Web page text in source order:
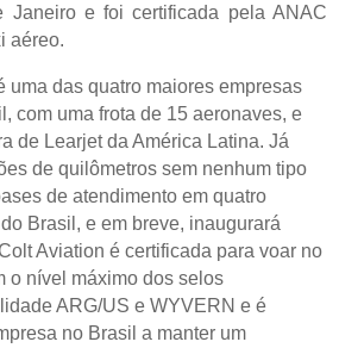
e foi certificada pela ANAC
aéreo.
uma das quatro maiores empresas
com uma frota de 15 aeronaves, e
de Learjet da América Latina. Já
de quilômetros sem nenhum tipo
de atendimento em quatro
Brasil, e em breve, inaugurará
Aviation é certificada para voar no
o nível máximo dos selos
ARG/US e WYVERN e é
no Brasil a manter um